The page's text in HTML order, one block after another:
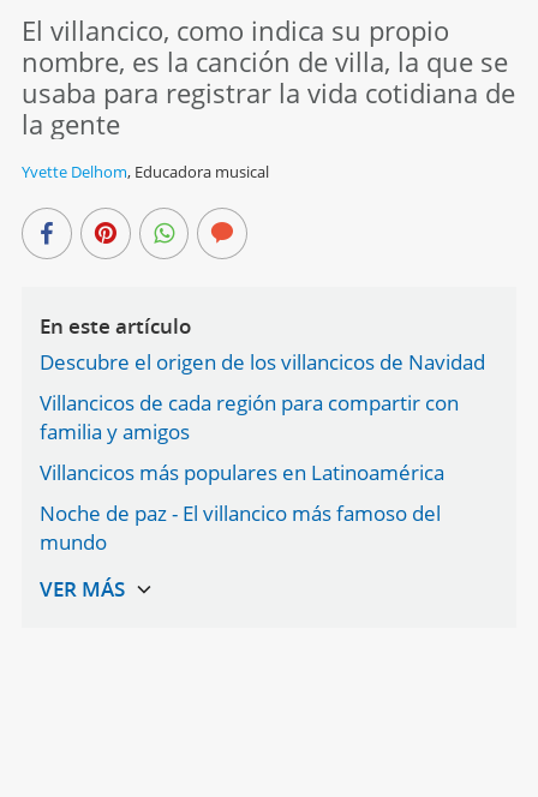
El villancico, como indica su propio
nombre, es la canción de villa, la que se
usaba para registrar la vida cotidiana de
la gente
Yvette Delhom, Educadora musical
En este artículo
Descubre el origen de los villancicos de Navidad
Villancicos de cada región para compartir con
familia y amigos
Villancicos más populares en Latinoamérica
Noche de paz - El villancico más famoso del
mundo